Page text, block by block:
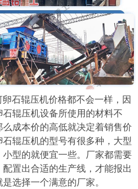
石辊压机价格都不会一样，因
辊压机设备所使用的材料不
成本价的高低就决定着销售价
辊压机的型号有很多种，大型
型的就便宜一些。厂家都需要
置出合适的生产线，才能报出
选择一个满意的厂家。